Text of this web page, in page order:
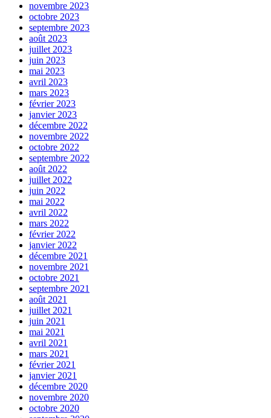
novembre 2023
octobre 2023
septembre 2023
août 2023
juillet 2023
juin 2023
mai 2023
avril 2023
mars 2023
février 2023
janvier 2023
décembre 2022
novembre 2022
octobre 2022
septembre 2022
août 2022
juillet 2022
juin 2022
mai 2022
avril 2022
mars 2022
février 2022
janvier 2022
décembre 2021
novembre 2021
octobre 2021
septembre 2021
août 2021
juillet 2021
juin 2021
mai 2021
avril 2021
mars 2021
février 2021
janvier 2021
décembre 2020
novembre 2020
octobre 2020